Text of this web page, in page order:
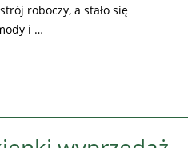
roboczy, a stało się
i …